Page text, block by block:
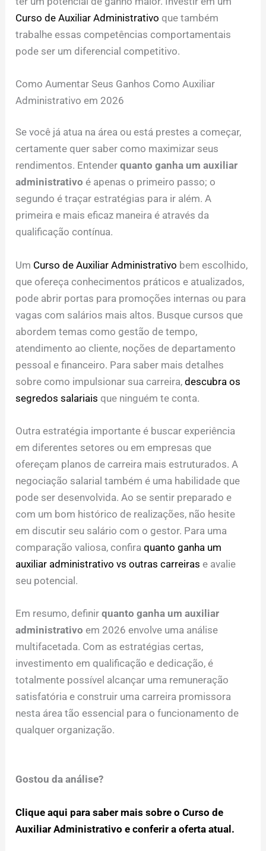
Curso de Auxiliar Administrativo que também
trabalhe essas competências comportamentais
pode ser um diferencial competitivo.
Como Aumentar Seus Ganhos Como Auxiliar
Administrativo em 2026
Se você já atua na área ou está prestes a começar,
certamente quer saber como maximizar seus
rendimentos. Entenderquanto ganha um auxiliar
administrativo é apenas o primeiro passo; o
segundo é traçar estratégias para ir além. A
primeira e mais eficaz maneira é através da
qualificação contínua.
Um Curso de Auxiliar Administrativo bem escolhido,
que ofereça conhecimentos práticos e atualizados,
pode abrir portas para promoções internas ou para
vagas com salários mais altos. Busque cursos que
abordem temas como gestão de tempo,
atendimento ao cliente, noções de departamento
pessoal e financeiro. Para saber mais detalhes
sobre como impulsionar sua carreira,descubra os
segredos salariais que ninguém te conta.
Outra estratégia importante é buscar experiência
em diferentes setores ou em empresas que
ofereçam planos de carreira mais estruturados. A
negociação salarial também é uma habilidade que
pode ser desenvolvida. Ao se sentir preparado e
com um bom histórico de realizações, não hesite
em discutir seu salário com o gestor. Para uma
comparação valiosa, confiraquanto ganha um
auxiliar administrativo vs outras carreiras e avalie
seu potencial.
Em resumo, definirquanto ganha um auxiliar
administrativo em 2026 envolve uma análise
multifacetada. Com as estratégias certas,
investimento em qualificação e dedicação, é
totalmente possível alcançar uma remuneração
satisfatória e construir uma carreira promissora
nesta área tão essencial para o funcionamento de
qualquer organização.
Gostou da análise?
Clique aqui para saber mais sobre o Curso de
Auxiliar Administrativo e conferir a oferta atual.